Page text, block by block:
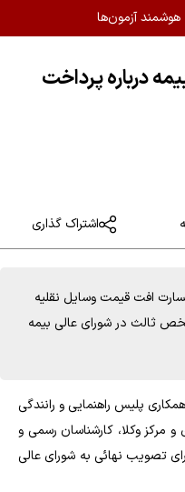
هوشمند آزمون‌ها
درباره پرداخت
اشتراک گذاری
افت قیمت وسایل نقلیه
ثالث در شورای عالی بیمه
پلیس راهنمایی و رانندگی
مرکز وکلا، کارشناسان رسمی و
تصویب نهائی به شورای عالی